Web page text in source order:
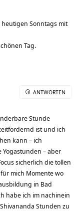
Sonntags mit
Tag.
Stunde
ist und ich
kann – ich
– aber
sicherlich die tollen
mich Momente wo
in Bad
habe ich im nachinein
Stunden zu
ANTWORTEN